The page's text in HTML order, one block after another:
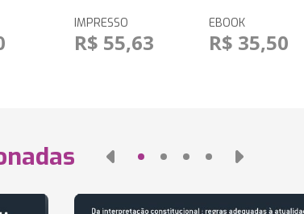
IMPRESSO
R$ 55,63
EBOOK
R$ 35,50